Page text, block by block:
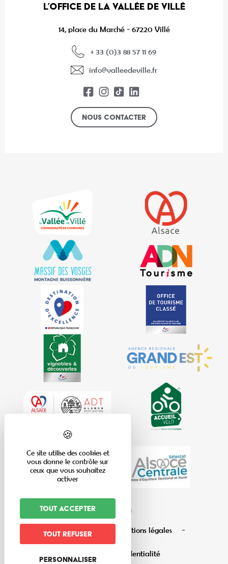
L’OFFICE DE LA VALLÉE DE VILLÉ
14, place du Marché - 67220 Villé
+ 33 (0)3 88 57 11 69
info@valleedeville.fr
Nous contacter
Plan du site Mentions légales
Politique de confidentialité
Ce site utilise des cookies et
vous donne le contrôle sur
ceux que vous souhaitez
activer
Tout accepter
Tout refuser
Personnaliser